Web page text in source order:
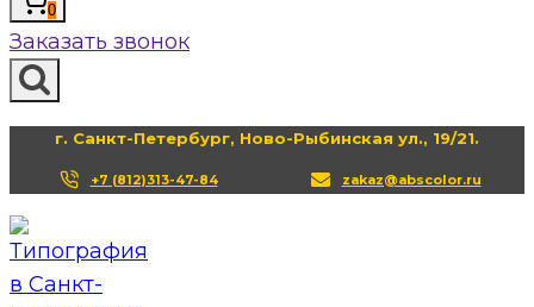
0
Заказать звонок
г. Санкт-Петербург, Ново-Рыбинская ул., 19/21.
+7 (812)313-47-84 zakaz@abscolor.ru